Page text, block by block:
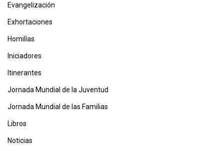
Evangelización
Exhortaciones
Homilías
Iniciadores
Itinerantes
Jornada Mundial de la Juventud
Jornada Mundial de las Familias
Libros
Noticias